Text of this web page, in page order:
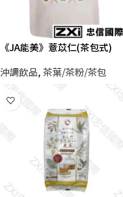
《JA能美》薏苡仁(茶包式)
沖調飲品,茶葉/茶粉/茶包